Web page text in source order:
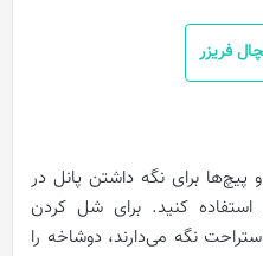
فریزر
پیچ‌ها برای نگه داشتن پانل در
کنید. برای شل کردن
نگه می‌دارند، دوشاخه را